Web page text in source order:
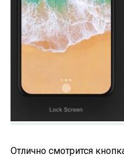
Отлично смотрится